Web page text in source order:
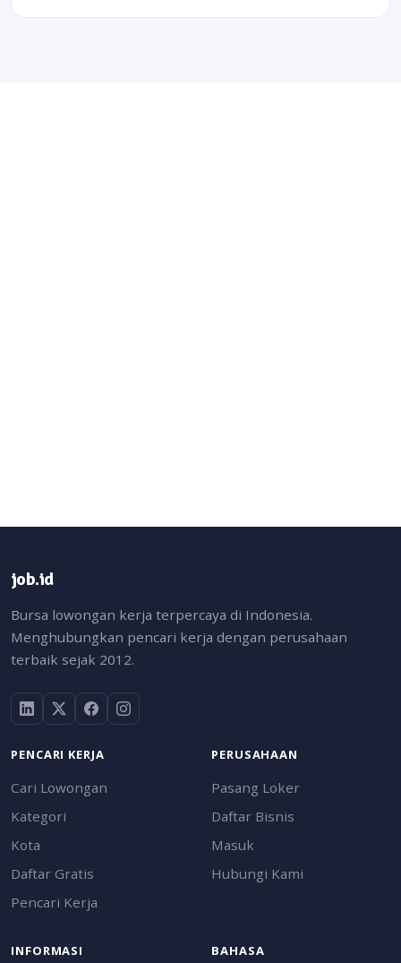
job.id
Bursa lowongan kerja terpercaya di Indonesia.
Menghubungkan pencari kerja dengan perusahaan
terbaik sejak 2012.
PENCARI KERJA
Cari Lowongan
Kategori
Kota
Daftar Gratis
Pencari Kerja
PERUSAHAAN
Pasang Loker
Daftar Bisnis
Masuk
Hubungi Kami
INFORMASI BAHASA